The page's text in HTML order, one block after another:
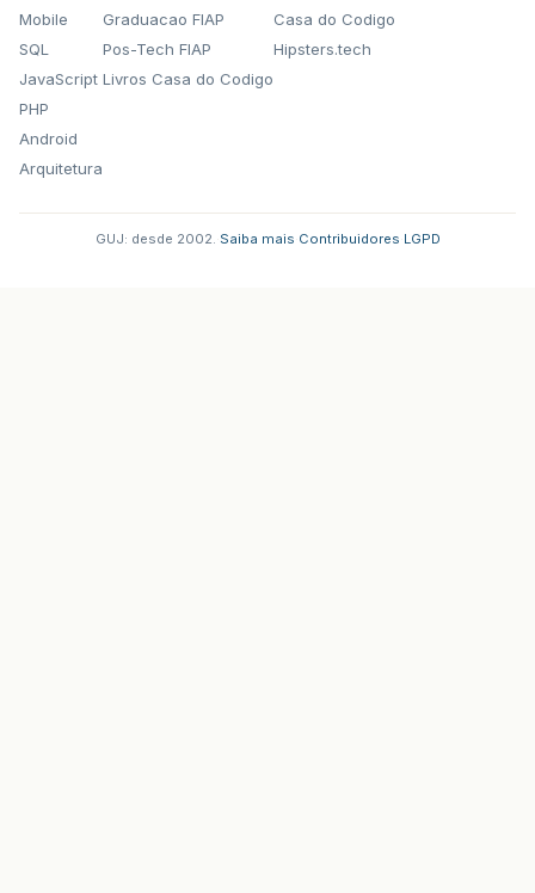
Mobile
SQL
JavaScript
PHP
Android
Arquitetura
Graduacao FIAP
Pos-Tech FIAP
Livros Casa do Codigo
Casa do Codigo
Hipsters.tech
GUJ: desde 2002. Saiba mais Contribuidores LGPD